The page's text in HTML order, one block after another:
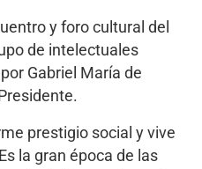
y foro cultural del
de intelectuales
Gabriel María de
prestigio social y vive
la gran época de las